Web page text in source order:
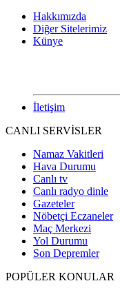
Hakkımızda
Diğer Sitelerimiz
Künye
İletişim
CANLI SERVİSLER
Namaz Vakitleri
Hava Durumu
Canlı tv
Canlı radyo dinle
Gazeteler
Nöbetçi Eczaneler
Maç Merkezi
Yol Durumu
Son Depremler
POPÜLER KONULAR